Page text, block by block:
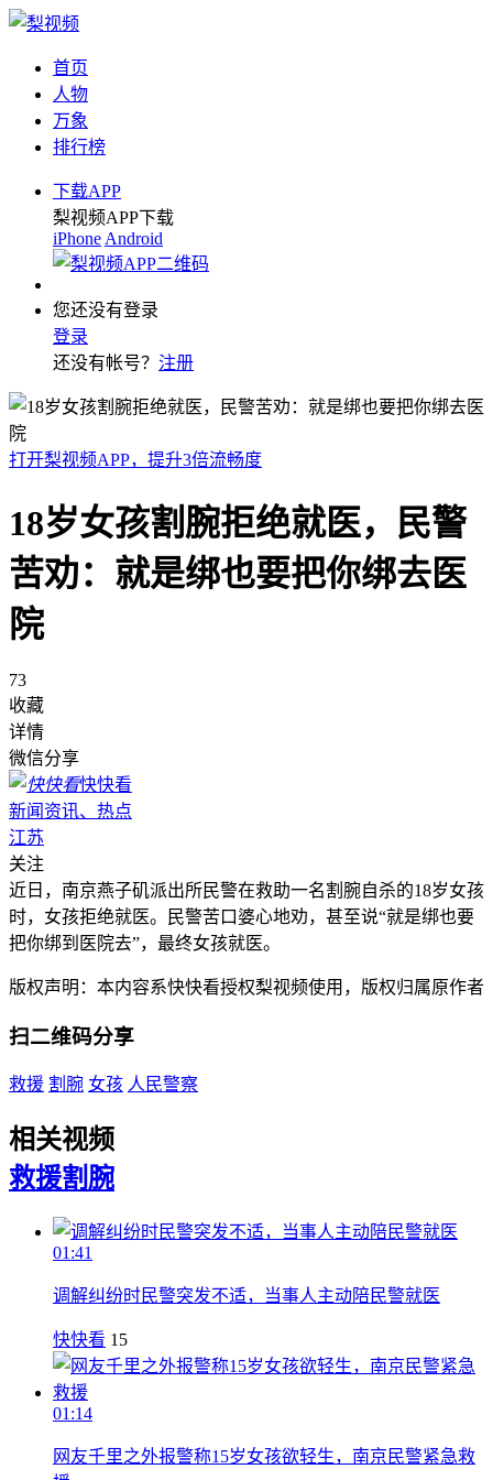
首页
人物
万象
排行榜
下载APP
梨视频APP下载
iPhone Android
您还没有登录
登录
还没有帐号？ 注册
打开梨视频APP，提升3倍流畅度
18岁女孩割腕拒绝就医，民警
苦劝：就是绑也要把你绑去医
院
73
收藏
详情
微信分享
快快看
新闻资讯、热点
江苏
关注
近日，南京燕子矶派出所民警在救助一名割腕自杀的18岁女孩
时，女孩拒绝就医。民警苦口婆心地劝，甚至说“就是绑也要
把你绑到医院去”，最终女孩就医。
版权声明：本内容系快快看授权梨视频使用，版权归属原作者
扫二维码分享
救援 割腕 女孩 人民警察
相关视频
救援割腕
01:41
调解纠纷时民警突发不适，当事人主动陪民警就医
快快看 15
01:14
网友千里之外报警称15岁女孩欲轻生，南京民警紧急救